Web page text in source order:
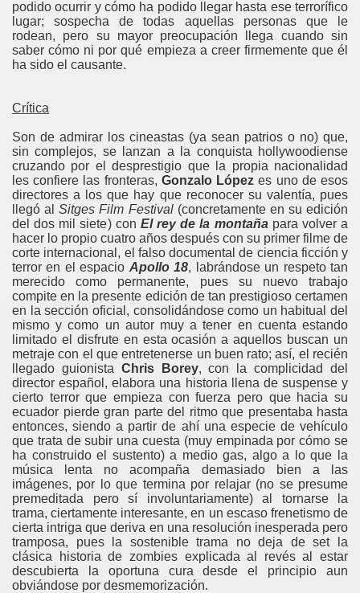
podido ocurrir y cómo ha podido llegar hasta ese terrorífico
lugar; sospecha de todas aquellas personas que le
rodean, pero su mayor preocupación llega cuando sin
saber cómo ni por qué empieza a creer firmemente que él
ha sido el causante.
Crítica
Son de admirar los cineastas (ya sean patrios o no) que,
sin complejos, se lanzan a la conquista hollywoodiense
cruzando por el desprestigio que la propia nacionalidad
les confiere las fronteras, Gonzalo López es uno de esos
directores a los que hay que reconocer su valentía, pues
llegó alSitges Film Festival (concretamente en su edición
del dos mil siete) con El rey de la montañapara volver a
hacer lo propio cuatro años después con su primer filme de
corte internacional, el falso documental de ciencia ficción y
terror en el espacio Apollo 18, labrándose un respeto tan
merecido como permanente, pues su nuevo trabajo
compite en la presente edición de tan prestigioso certamen
en la sección oficial, consolidándose como un habitual del
mismo y como un autor muy a tener en cuenta estando
limitado el disfrute en esta ocasión a aquellos buscan un
metraje con el que entretenerse un buen rato; así, el recién
llegado guionista Chris Borey, con la complicidad del
director español, elabora una historia llena de suspense y
cierto terror que empieza con fuerza pero que hacia su
ecuador pierde gran parte del ritmo que presentaba hasta
entonces, siendo a partir de ahí una especie de vehículo
que trata de subir una cuesta (muy empinada por cómo se
ha construido el sustento) a medio gas, algo a lo que la
música lenta no acompaña demasiado bien a las
imágenes, por lo que termina por relajar (no se presume
premeditada pero sí involuntariamente) al tornarse la
trama, ciertamente interesante, en un escaso frenetismo de
cierta intriga que deriva en una resolución inesperada pero
tramposa, pues la sostenible trama no deja de set la
clásica historia de zombies explicada al revés al estar
descubierta la oportuna cura desde el principio aun
obviándose por desmemorización.